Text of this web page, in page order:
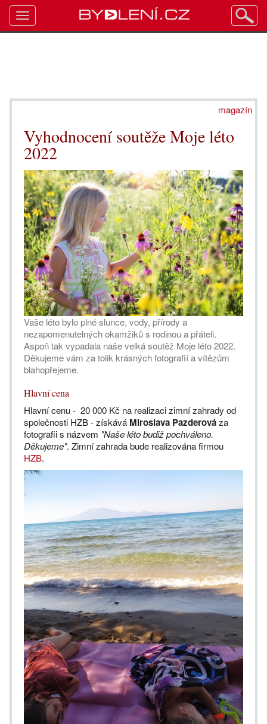
magazín
Vyhodnocení soutěže Moje léto
2022
Vaše léto bylo plné slunce, vody, přírody a
nezapomenutelných okamžiků s rodinou a přáteli.
Aspoň tak vypadala naše velká soutěž Moje léto 2022.
Děkujeme vám za tolik krásných fotografií a vítězům
blahopřejeme.
Hlavní cena
Hlavní cenu - 20 000 Kč na realizaci zimní zahrady od
společnosti HZB - získává Miroslava Pazderováza
fotografii s názvem "Naše léto budiž pochváleno.
Děkujeme". Zimní zahrada bude realizována firmou
HZB.
Toggle
navigation